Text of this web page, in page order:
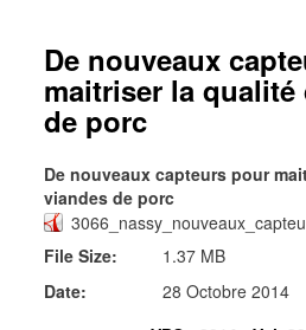
De nouveaux
maitriser la qualité
de porc
De nouveaux capteurs pour
viandes de porc
File Size:
1.37 MB
Date:
28 Octobre 2014